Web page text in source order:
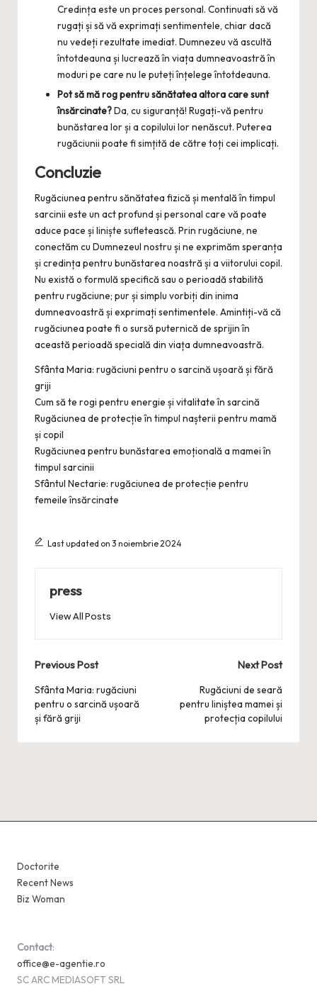
Credința este un proces personal. Continuati să vă
rugați și să vă exprimați sentimentele, chiar dacă
nu vedeți rezultate imediat. Dumnezeu vă ascultă
întotdeauna și lucrează în viața dumneavoastră în
moduri pe care nu le puteți înțelege întotdeauna.
Pot să mă rog pentru sănătatea altora care sunt
însărcinate?Da, cu siguranță! Rugați-vă pentru
bunăstarea lor și a copilului lor nenăscut. Puterea
rugăciunii poate fi simțită de către toți cei implicați.
Concluzie
Rugăciunea pentru sănătatea fizică și mentală în timpul
sarcinii este un act profund și personal care vă poate
aduce pace și liniște sufletească. Prin rugăciune, ne
conectăm cu Dumnezeul nostru și ne exprimăm speranța
și credința pentru bunăstarea noastră și a viitorului copil.
Nu există o formulă specifică sau o perioadă stabilită
pentru rugăciune; pur și simplu vorbiți din inima
dumneavoastră și exprimați sentimentele. Amintiți-vă că
rugăciunea poate fi o sursă puternică de sprijin în
această perioadă specială din viața dumneavoastră.
Sfânta Maria: rugăciuni pentru o sarcină ușoară și fără
griji
Cum să te rogi pentru energie și vitalitate în sarcină
Rugăciunea de protecție în timpul nașterii pentru mamă
și copil
Rugăciunea pentru bunăstarea emoțională a mamei în
timpul sarcinii
Sfântul Nectarie: rugăciunea de protecție pentru
femeile însărcinate
Last updated on 3 noiembrie 2024
press
View All Posts
Post
navigation
Previous Post
Sfânta Maria: rugăciuni
pentru o sarcină ușoară
și fără griji
Next Post
Rugăciuni de seară
pentru liniștea mamei și
protecția copilului
Doctorite
Recent News
Biz Woman
Contact:
office@e-agentie.ro
SC ARC MEDIASOFT SRL